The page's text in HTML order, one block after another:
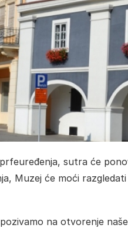
sutra će
Muzej će moći razgledati
na otvorenje